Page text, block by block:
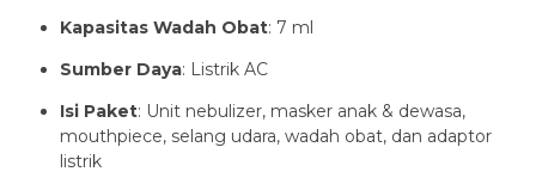
Kapasitas Wadah Obat: 7 ml
Sumber Daya: Listrik AC
Isi Paket: Unit nebulizer, masker anak & dewasa,
mouthpiece, selang udara, wadah obat, dan adaptor
listrik